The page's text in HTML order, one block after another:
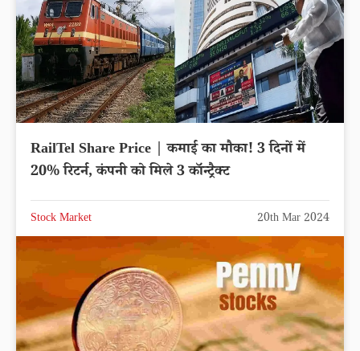
RailTel Share Price | कमाई का मौका! 3 दिनों में
20% रिटर्न, कंपनी को मिले 3 कॉन्ट्रैक्ट
Stock Market 20th Mar 2024